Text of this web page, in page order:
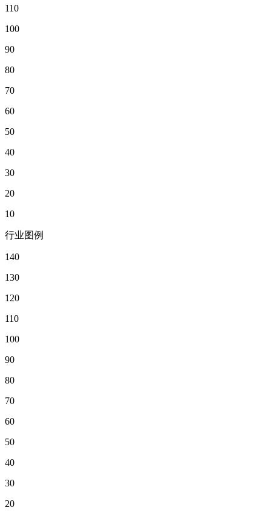
110
100
90
80
70
60
50
40
30
20
10
行业图例
140
130
120
110
100
90
80
70
60
50
40
30
20